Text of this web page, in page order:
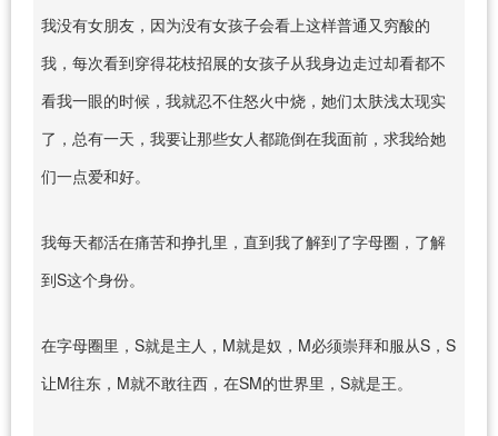
我没有女朋友，因为没有女孩子会看上这样普通又穷酸的
我，每次看到穿得花枝招展的女孩子从我身边走过却看都不
看我一眼的时候，我就忍不住怒火中烧，她们太肤浅太现实
了，总有一天，我要让那些女人都跪倒在我面前，求我给她
们一点爱和好。
我每天都活在痛苦和挣扎里，直到我了解到了字母圈，了解
到S这个身份。
在字母圈里，S就是主人，M就是奴，M必须崇拜和服从S，S
让M往东，M就不敢往西，在SM的世界里，S就是王。